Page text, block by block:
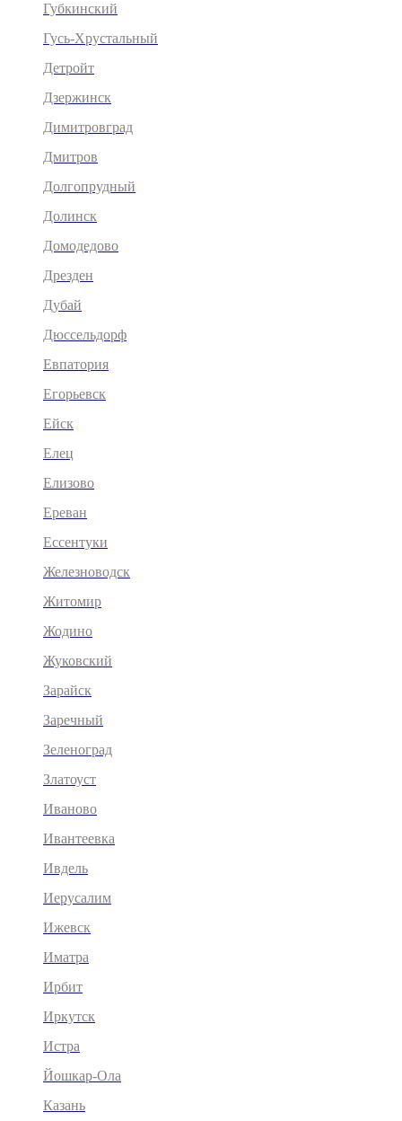
Губкинский
Гусь-Хрустальный
Детройт
Дзержинск
Димитровград
Дмитров
Долгопрудный
Долинск
Домодедово
Дрезден
Дубай
Дюссельдорф
Евпатория
Егорьевск
Ейск
Елец
Елизово
Ереван
Ессентуки
Железноводск
Житомир
Жодино
Жуковский
Зарайск
Заречный
Зеленоград
Златоуст
Иваново
Ивантеевка
Ивдель
Иерусалим
Ижевск
Иматра
Ирбит
Иркутск
Истра
Йошкар-Ола
Казань